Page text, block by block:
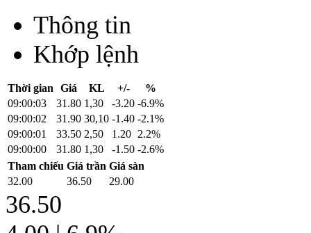
Thông tin
Khớp lệnh
Thời gian Giá KL +/-
%
09:00:03
31.80 1,30 -3.20 -6.9%
09:00:02
31.90 30,10 -1.40 -2.1%
09:00:01
33.50 2,50 1.20 2.2%
09:00:00
31.80 1,30 -1.50 -2.6%
Tham chiếu Giá trần Giá sàn
32.00
36.50 29.00
36.50